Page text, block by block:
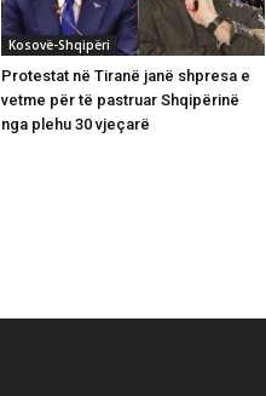
Kosovë-Shqipëri
Protestat në Tiranë janë shpresa e
vetme për të pastruar Shqipërinë
nga plehu 30 vjeçarë